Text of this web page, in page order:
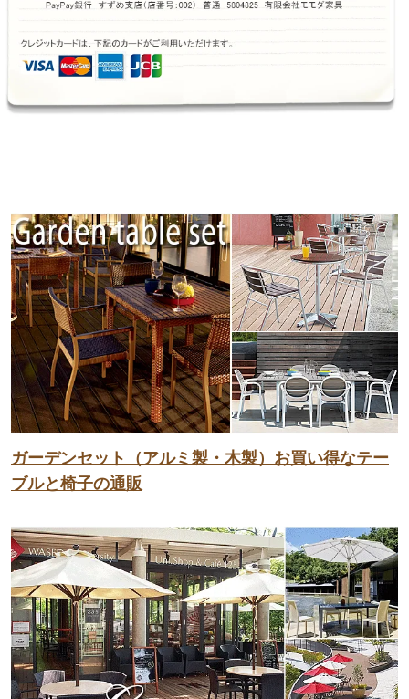
ガーデンセット（アルミ製・木製）お買い得なテー
ブルと椅子の通販